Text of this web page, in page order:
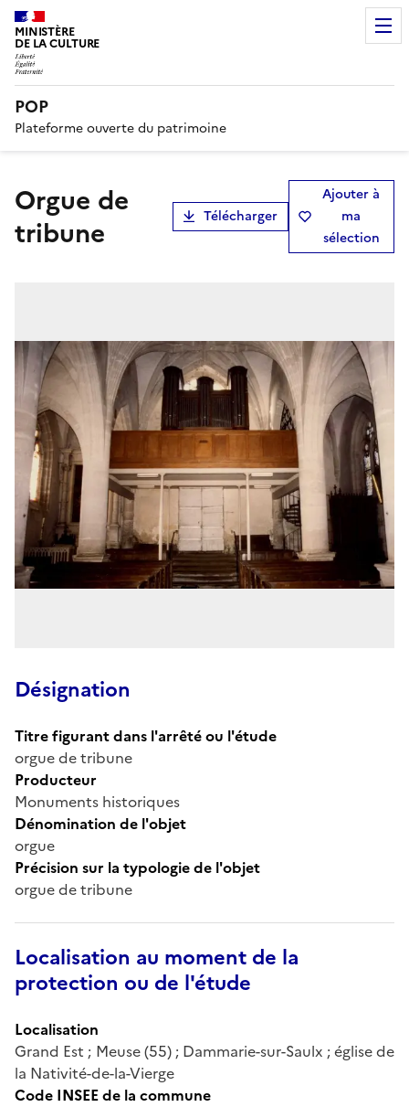
MINISTÈRE
DE LA CULTURE
POP
Plateforme ouverte du patrimoine
orgue de
tribune
Télécharger
Ajouter à
ma
sélection
Désignation
Titre figurant dans l'arrêté ou l'étude
orgue de tribune
Producteur
Monuments historiques
Dénomination de l'objet
orgue
Précision sur la typologie de l'objet
orgue de tribune
Localisation au moment de la
protection ou de l'étude
Localisation
Grand Est ; Meuse (55) ; Dammarie-sur-Saulx ; église de
la Nativité-de-la-Vierge
Code INSEE de la commune